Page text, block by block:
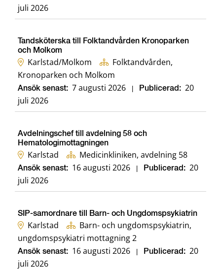
juli 2026
Tandsköterska till Folktandvården Kronoparken
och Molkom
Karlstad/Molkom
Folktandvården,
Kronoparken och Molkom
Ansök senast: 7 augusti 2026 Publicerad: 20
juli 2026
Avdelningschef till avdelning 58 och
Hematologimottagningen
Karlstad Medicinkliniken, avdelning 58
Ansök senast: 16 augusti 2026 Publicerad: 20
juli 2026
SIP-samordnare till Barn- och Ungdomspsykiatrin
Karlstad
Barn- och ungdomspsykiatrin,
ungdomspsykiatri mottagning 2
Ansök senast: 16 augusti 2026 Publicerad: 20
juli 2026